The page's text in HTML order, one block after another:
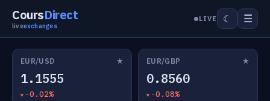
CoursDirect
liveexchanges
LIVE ☾ ☰
EUR/USD ★
1.1555
-0.02%
EUR/GBP ★
0.8560
-0.08%